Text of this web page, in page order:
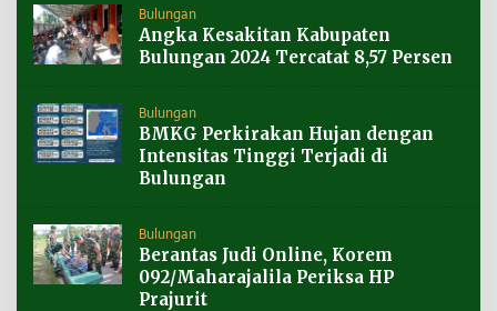
Bulungan
Angka Kesakitan Kabupaten
Bulungan 2024 Tercatat 8,57 Persen
Bulungan
BMKG Perkirakan Hujan dengan
Intensitas Tinggi Terjadi di
Bulungan
Bulungan
Berantas Judi Online, Korem
092/Maharajalila Periksa HP
Prajurit